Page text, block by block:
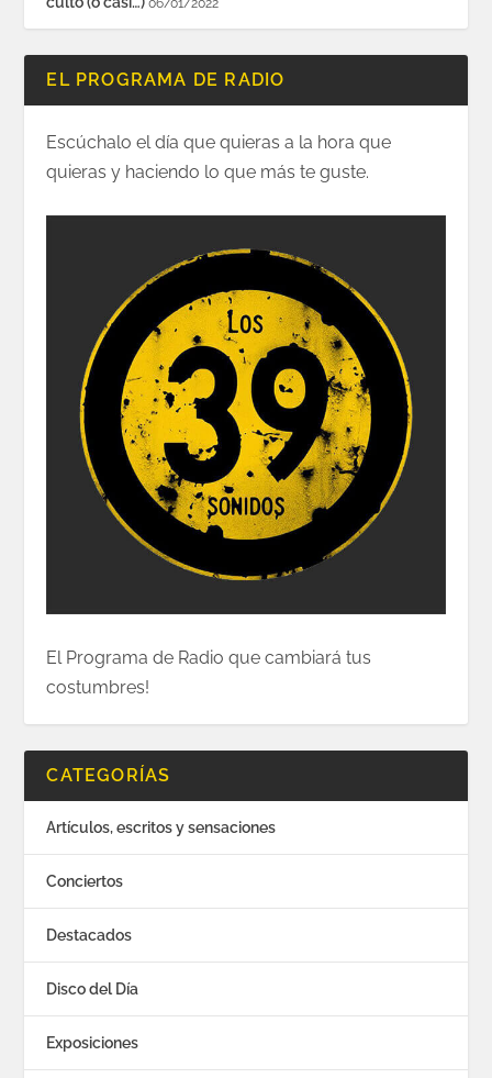
06/01/2022
EL PROGRAMA DE RADIO
Escúchalo el día que quieras a la hora que
quieras y haciendo lo que más te guste.
El Programa de Radio que cambiará tus
costumbres!
CATEGORÍAS
Artículos, escritos y sensaciones
Conciertos
Destacados
Disco del Día
Exposiciones